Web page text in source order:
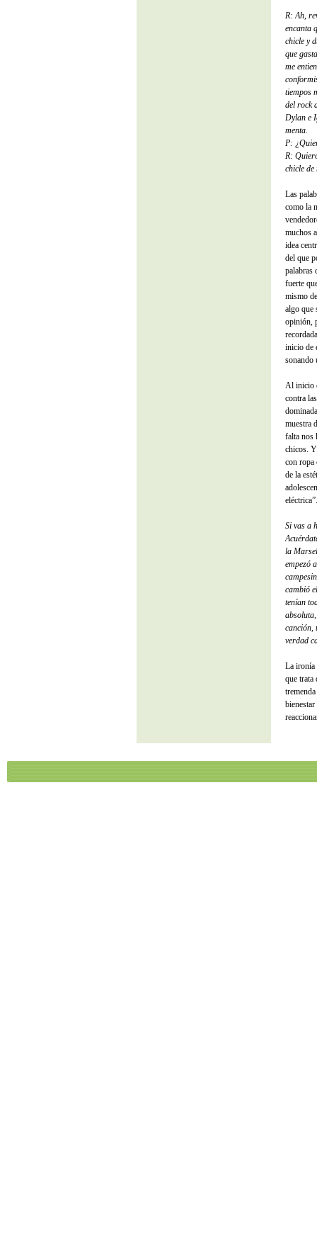
R: Ah,
encanta
chicle y
que
me
tiempos
del rock
Dylan e
menta.
P:
R:
chicle
Las
como la
muchos
idea
del que
palabras
fuerte
mismo
algo que
opinión,
inicio de
sonando
Al inicio
contra
muestra
falta nos
chicos.
con ropa
de la
Si vas a
la
empezó
cambió
tenían
canción,
verdad
La ironía
que trata